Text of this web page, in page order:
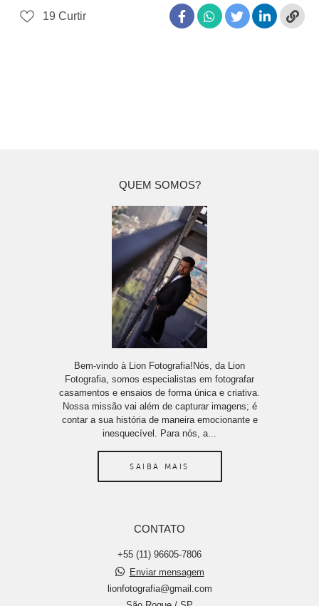
19 Curtir
QUEM SOMOS?
Bem-vindo à Lion Fotografia!Nós, da Lion
Fotografia, somos especialistas em fotografar
casamentos e ensaios de forma única e criativa.
Nossa missão vai além de capturar imagens; é
contar a sua história de maneira emocionante e
inesquecível. Para nós, a...
SAIBA MAIS
CONTATO
+55 (11) 96605-7806
Enviar mensagem
lionfotografia@gmail.com